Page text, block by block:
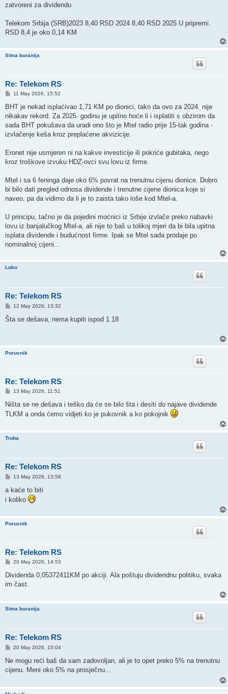
zatvoreni za dividendu
Telekom Srbija (SRB)2023 8,40 RSD 2024 8,40 RSD 2025 U pripremi.
RSD 8,4 je oko 0,14 KM
Sitna buranija
Re: Telekom RS
P
s
11 May 2026, 15:52
BHT je nekad isplaćivao 1,71 KM po dionici, tako da ovo za 2024. nije
nikakav rekord. Za 2025. godinu je upitno hoće li i isplatiti s obzirom da
sada BHT pokušava da uradi ono što je Mtel radio prije 15-tak godina -
izvlačenje keša kroz preplaćene akvizicije.
Eronet nije usmjeren ni na kakve investicije ili pokriće gubitaka, nego
kroz troškove izvuku HDZ-ovci svu lovu iz firme.
Mtel i sa 6 feninga daje oko 6% povrat na trenutnu cijenu dionice. Dobro
bi bilo dati pregled odnosa dividende i trenutne cijene dionica koje si
naveo, pa da vidimo da li je to zaista tako loše kod Mtel-a.
U principu, tačno je da pojedini moćnici iz Srbije izvlače preko nabavki
lovu iz banjalučkog Mtel-a, ali nije to baš u tolikoj mjeri da bi bila upitna
isplata dividende i budućnost firme. Ipak se Mtel sada prodaje po
nominalnoj cijeni...
Loko
Re: Telekom RS
P
s
12 May 2026, 13:32
Šta se dešava, nema kupiti ispod 1.18
Porucnik
Re: Telekom RS
P
s
13 May 2026, 11:51
Ništa se ne dešava i teško da će se bilo šta i desiti do najave dividende
TLKM a onda ćemo vidjeti ko je pukovnik a ko pokojnik
Truba
Re: Telekom RS
P
s
13 May 2026, 13:58
a kaće to biti
i koliko
Porucnik
Re: Telekom RS
P
s
20 May 2026, 14:53
Dividenda 0,05372411KM po akciji. Ala poštuju dividendnu politiku, svaka
im čast.
Sitna buranija
Re: Telekom RS
P
s
20 May 2026, 15:04
Ne mogu reći baš da sam zadovoljan, ali je to opet preko 5% na trenutnu
cijenu. Meni oko 5% na prosječnu...